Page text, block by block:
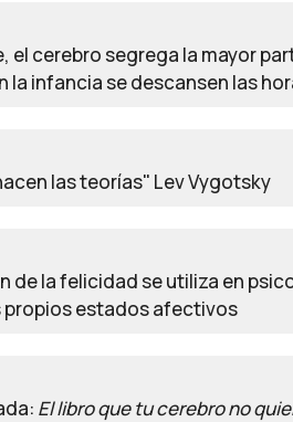
el cerebro segrega la mayor
la infancia se descansen las
las teorías" Lev Vygotsky
de la felicidad se utiliza en
propios estados afectivos
El libro que tu cerebro no